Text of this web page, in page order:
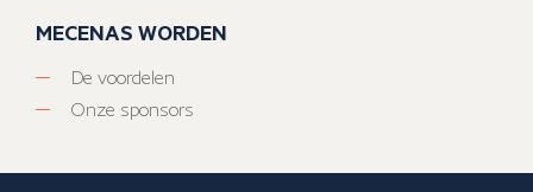
MECENAS WORDEN
De voordelen
Onze sponsors